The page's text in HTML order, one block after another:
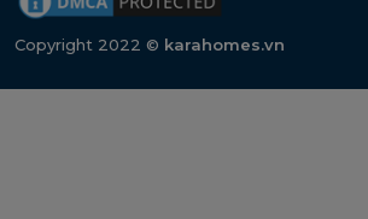
Copyright 2022 © karahomes.vn